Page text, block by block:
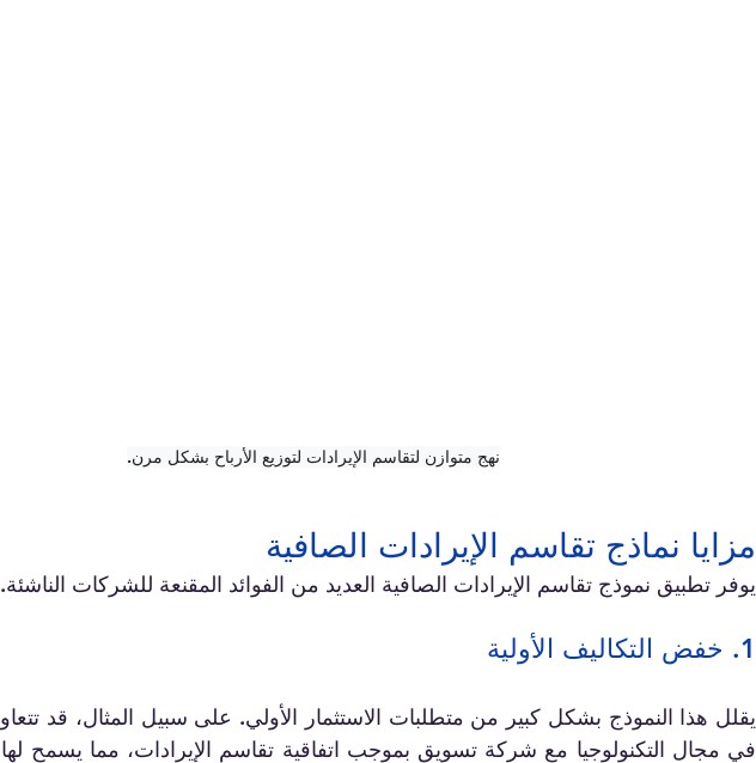
نهج متوازن لتقاسم الإيرادات لتوزيع الأرباح بشكل مرن.
مزايا نماذج تقاسم الإيرادات الصافية
يوفر تطبيق نموذج تقاسم الإيرادات الصافية العديد من الفوائد المقنعة للشركات الناشئة.
1. خفض التكاليف الأولية